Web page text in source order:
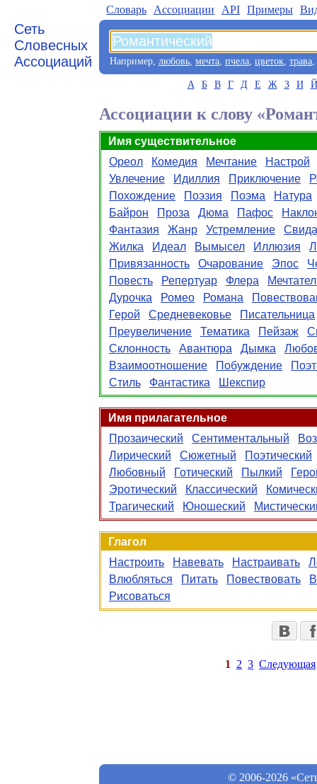
Сеть
Словесных
Ассоциаций
Словарь Aссоциации API Примеры
Например, любовь, мечта, пчела, цветок, трава,
А Б В Г Д Е Ж З И Й
Ассоциации к слову
Имя существительное
Ореол
Комедия Мечтание
Настрой
Увлечение
Идиллия Приключение
Похождение
Поэзия Поэма
Натура
Байрон
Проза Дюма Пафос
Фантазия
Жанр Устремление
Жилка
Идеал Вымысел Иллюзия
Привязанность
Очарование Эпос
Повесть
Репертуар Флера
Дурочка
Ромео Романа
Герой
Средневековье
Писательница
Преувеличение
Тематика Пейзаж
Склонность
Авантюра Дымка
Взаимоотношение
Побуждение
Стиль
Фантастика Шекспир
Имя прилагательное
Прозаический
Сентиментальный
Лирический
Сюжетный
Поэтический
Любовный
Готический Пылкий
Эротический
Классический
Трагический
Юношеский
Глагол
Настроить
Навевать Настраивать
Влюбляться
Питать Повествовать
Рисоваться
1 2 3 Следующая
© 2006-2026